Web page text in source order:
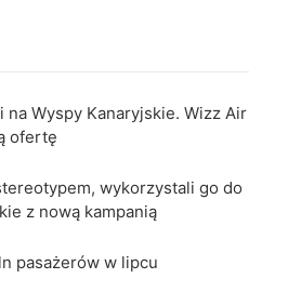
Wyspy Kanaryjskie. Wizz Air
ofertę
wykorzystali go do
z nową kampanią
pasażerów w lipcu